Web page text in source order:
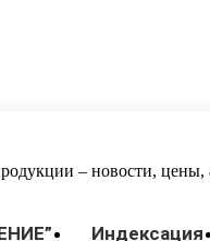
– новости, цены,
Индекcация